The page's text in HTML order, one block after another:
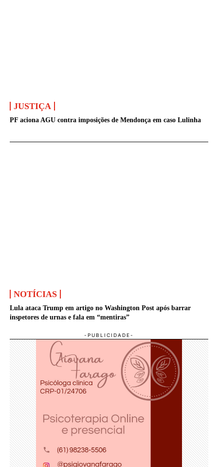
JUSTIÇA
PF aciona AGU contra imposições de Mendonça em caso Lulinha
NOTÍCIAS
Lula ataca Trump em artigo no Washington Post após barrar
inspetores de urnas e fala em “mentiras”